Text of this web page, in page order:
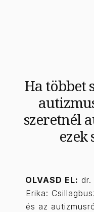
Ha többet
szeretnél
ezek
OLVASD EL:
Erika:
és az